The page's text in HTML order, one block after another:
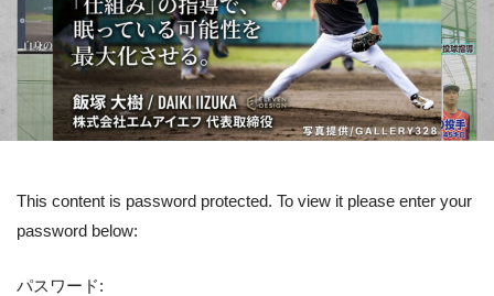
This content is password protected. To view it please enter your
password below:
パスワード: